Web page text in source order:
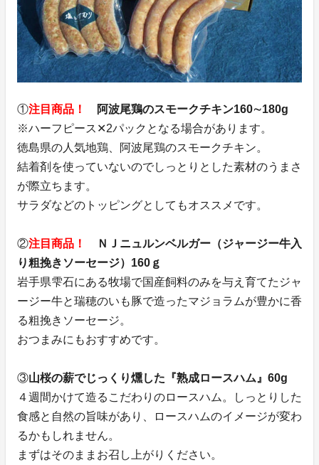
①注目商品！
阿波尾鶏のスモークチキン160∼180g
※ハーフピース✕2パックとなる場合があります。
徳島県の人気地鶏、阿波尾鶏のスモークチキン。
結着剤を使っていないのでしっとりとした素材のうまさ
が際立ちます。
サラダなどのトッピングとしてもオススメです。
②注目商品！
ＮＪニュルンベルガー（ジャージー牛入
り粗挽きソーセージ）160ｇ
岩手県雫石にある牧場で国産飼料のみを与え育てたジャ
ージー牛と瑞穂のいも豚で造ったマジョラムが豊かに香
る粗挽きソーセージ。
おつまみにもおすすめです。
③山桜の薪でじっくり燻した『熟成ロースハム』60g
４週間かけて造るこだわりのロースハム。しっとりした
食感と自然の旨味があり、ロースハムのイメージが変わ
るかもしれません。
まずはそのままお召し上がりください。